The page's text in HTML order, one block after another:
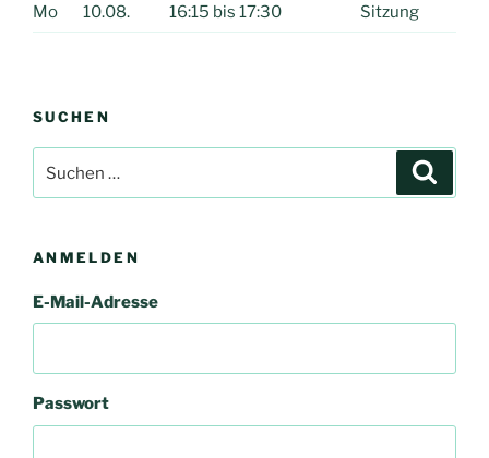
Mo 10.08. 16:15 bis 17:30 Sitzung
SUCHEN
nach:
ANMELDEN
E-Mail-Adresse
Passwort